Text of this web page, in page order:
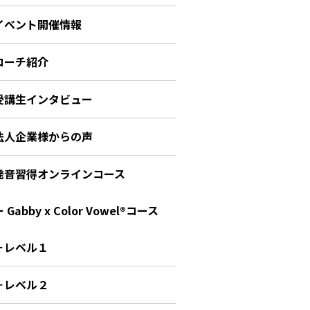
ベント開催情報
ーチ紹介
講生インタビュー
人企業様からの声
音習得オンラインコース
Gabby x Color Vowel®︎コース
レベル１
レベル２